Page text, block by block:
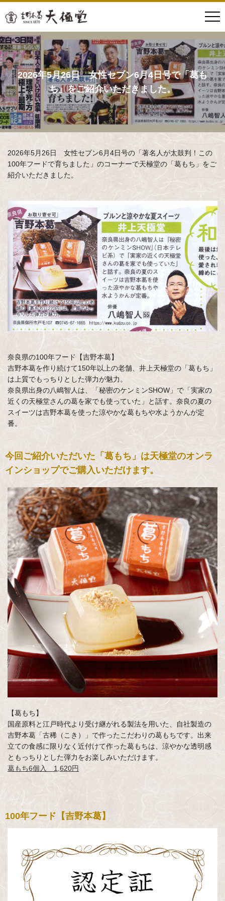
2026年5月26日 女性セブン6月4日号で「葛も
ち」をご紹介いただきました。
2026年5月26日 女性セブン6月4日号の「著名人が太鼓判！この
100年フードで育ちました」のコーナーで天極堂の「葛もち」をご
紹介いただきました。
奈良県の100年フード【吉野本葛】
吉野本葛を作り続けて150年以上の老舗、井上天極堂の「葛もち」
は上質でもっちりとした弾力が魅力。
奈良県出身の八嶋智人は、「秘密のケンミンSHOW」で「実家の
近くの天極堂さんの葛を家でも使っていた」と話す。奈良の夏の
スイーツは吉野本葛を使った涼やかな葛もちや水ようかんが定
番。
今回ご紹介いただいた「葛もち」は天極堂のオンラ
インショップでご購入いただけます。
【葛もち】
国産原料と江戸時代より受け継がれる製法を用いた、自社製造の
吉野本葛「古稀（こき）」で作ったこだわりの葛もちです。出来
立ての食感に限りなく近付けて作った葛もちは、涼やかな透明感
ともっちりとした弾力をお楽しみいただけます。
葛もち6個入 1,620円
100年フード【吉野本葛】